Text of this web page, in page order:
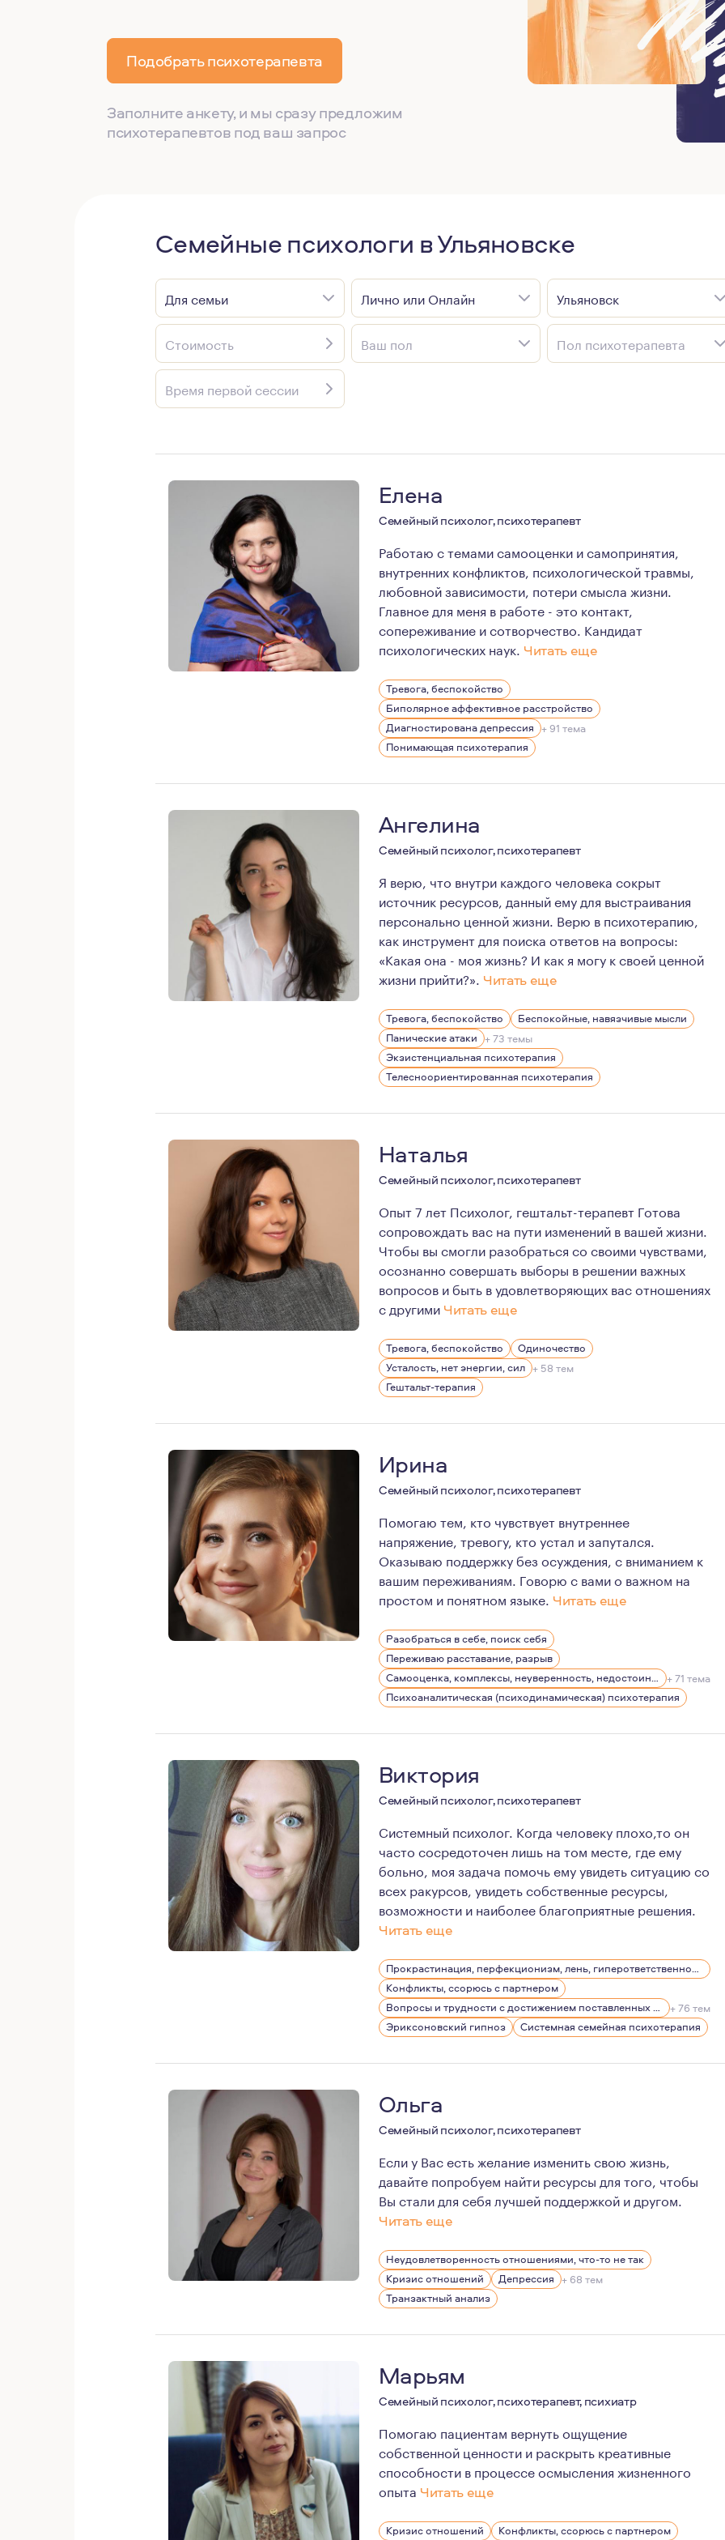
Подобрать психотерапевта
Заполните анкету, и мы сразу предложим
психотерапевтов под ваш запрос
Семейные психологи в Ульяновске
Для семьи Лично или Онлайн Ульяновск
Стоимость Ваш пол Пол психотерапевта
Время первой сессии
Елена
Семейный психолог, психотерапевт
Работаю с темами самооценки и самопринятия,
внутренних конфликтов, психологической травмы,
любовной зависимости, потери смысла жизни.
Главное для меня в работе - это контакт,
сопереживание и сотворчество. Кандидат
психологических наук. Читать еще
Для меня психотерапия — это возможность
Тревога, беспокойство
Биполярное аффективное расстройство
Диагностирована депрессия + 91 тема
Понимающая психотерапия
Ангелина
Семейный психолог, психотерапевт
Я верю, что внутри каждого человека сокрыт
источник ресурсов, данный ему для выстраивания
персонально ценной жизни. Верю в психотерапию,
как инструмент для поиска ответов на вопросы:
«Какая она - моя жизнь? И как я могу к своей ценной
жизни прийти?». Читать еще
У меня есть технический бэкграунд - по первому
Жизненные силы я черпаю из близкого контакта с
Тревога, беспокойство
Беспокойные, навязчивые мысли
Панические атаки + 73 темы
Экзистенциальная психотерапия
Телесноориентированная психотерапия
Наталья
Семейный психолог, психотерапевт
Опыт 7 лет Психолог, гештальт-терапевт Готова
сопровождать вас на пути изменений в вашей жизни.
Чтобы вы смогли разобраться со своими чувствами,
осознанно совершать выборы в решении важных
вопросов и быть в удовлетворяющих вас отношениях
с другими Читать еще
Я прошла большой путь профессионального и
Тревога, беспокойство
Одиночество
Усталость, нет энергии, сил + 58 тем
Гештальт-терапия
Ирина
Семейный психолог, психотерапевт
Помогаю тем, кто чувствует внутреннее
напряжение, тревогу, кто устал и запутался.
Оказываю поддержку без осуждения, с вниманием к
вашим переживаниям. Говорю с вами о важном на
простом и понятном языке. Читать еще
Более 11 лет личной терапии.
5 лет практики консультирования.
Образование: Магистр психологии (диплом с
Разобраться в себе, поиск себя
Переживаю расставание, разрыв
Самооценка, комплексы, неуверенность, недостоин своей должности или положения в обществе
+ 71 тема
Психоаналитическая (психодинамическая) психотерапия
Виктория
Семейный психолог, психотерапевт
Системный психолог. Когда человеку плохо,то он
часто сосредоточен лишь на том месте, где ему
больно, моя задача помочь ему увидеть ситуацию со
всех ракурсов, увидеть собственные ресурсы,
возможности и наиболее благоприятные решения.
Читать еще
Я люблю путешествовать, так как это меняет
Прокрастинация, перфекционизм, лень, гиперответственность
Конфликты, ссорюсь с партнером
Вопросы и трудности с достижением поставленных целей
+ 76 тем
Эриксоновский гипноз
Системная семейная психотерапия
Ольга
Семейный психолог, психотерапевт
Если у Вас есть желание изменить свою жизнь,
давайте попробуем найти ресурсы для того, чтобы
Вы стали для себя лучшей поддержкой и другом.
Читать еще
Психотерапия является моим увлечением в жизни.
В настоящий момент продолжаю повышать
Я являюсь членом Европейской Ассоциации
Неудовлетворенность отношениями, что-то не так
Кризис отношений
Депрессия + 68 тем
Транзактный анализ
Марьям
Семейный психолог, психотерапевт, психиатр
Помогаю пациентам вернуть ощущение
собственной ценности и раскрыть креативные
способности в процессе осмысления жизненного
опыта Читать еще
С благодарностью вспоминаю пациентов , которые
Кризис отношений Конфликты, ссорюсь с партнером